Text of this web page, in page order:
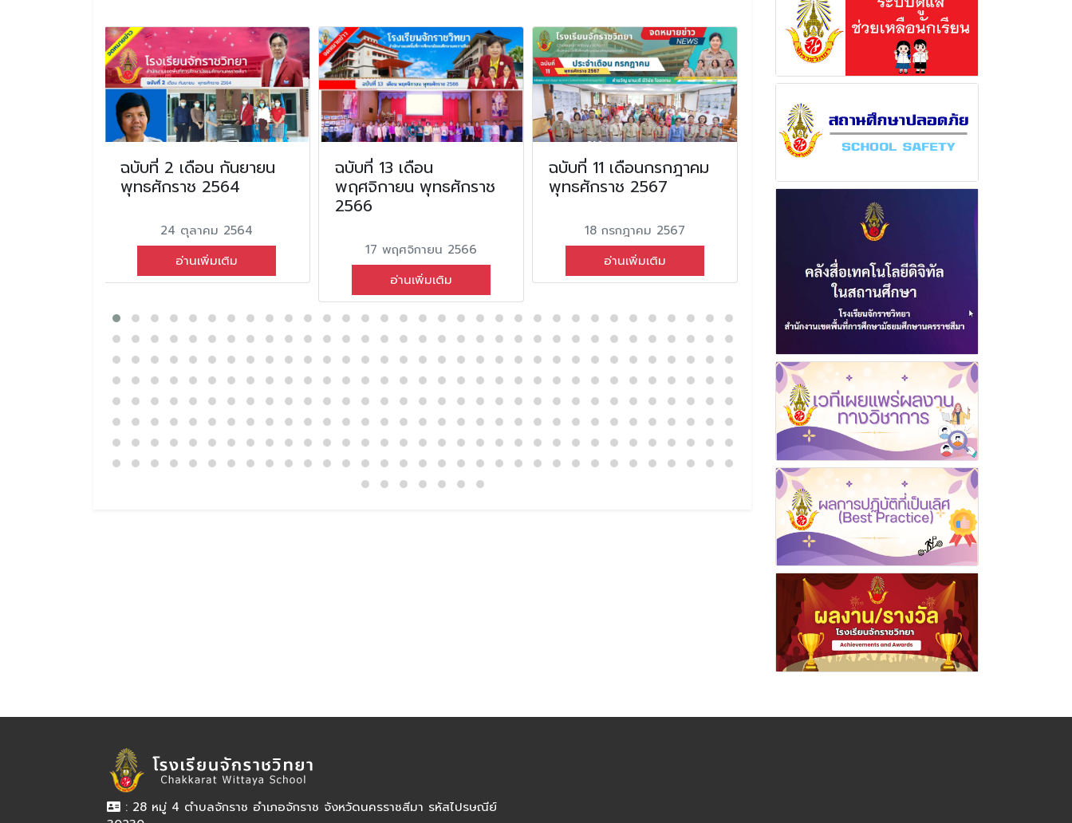
ฉบับที่ 2 เดือน กันยายน
พุทธศักราช 2564
24 ตุลาคม 2564
อ่านเพิ่มเติม
ฉบับที่ 13 เดือน
พฤศจิกายน พุทธศักราช
2566
17 พฤศจิกายน 2566
อ่านเพิ่มเติม
ฉบับที่ 11 เดือนกรกฎาคม
พุทธศักราช 2567
18 กรกฎาคม 2567
อ่านเพิ่มเติม
พุทธศักราช 2566
5 กรกฎาคม 2566
อ่านเพิ่มเติม
พุทธศักราช
: 28 หมู่ 4 ตำบลจักราช อำเภอจักราช จังหวัดนครราชสีมา รหัสไปรษณีย์